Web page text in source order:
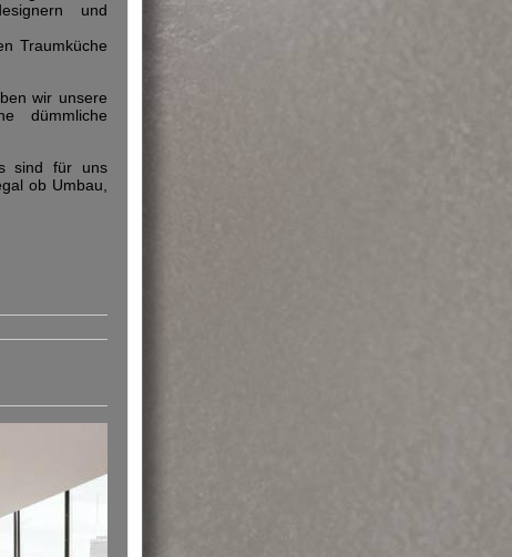
und
Traumküche
wir unsere
dümmliche
sind für uns
ob Umbau,